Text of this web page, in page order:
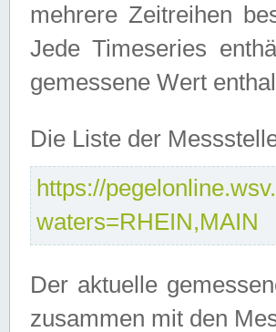
mehrere Zeitreihen
Jede Timeseries
gemessene Wert
Die Liste der
https://
waters=RHEIN,MAIN
Der aktuelle
zusammen mit den